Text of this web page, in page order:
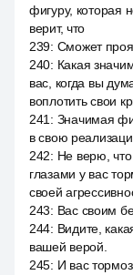
фигуру, которая
верит, что
239: Сможет
240: Какая
вас, когда вы
воплотить свои
241 : Значимая
в свою
242: Не верю, что
глазами у вас
своей
243: Вас своим
244: Видите,
вашей верой.
245: И вас